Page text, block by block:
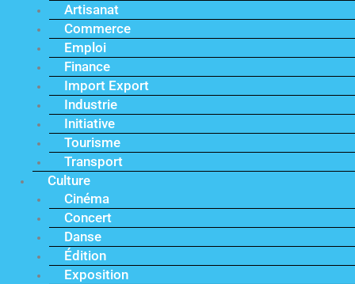
Artisanat
Commerce
Emploi
Finance
Import Export
Industrie
Initiative
Tourisme
Transport
Culture
Cinéma
Concert
Danse
Édition
Exposition